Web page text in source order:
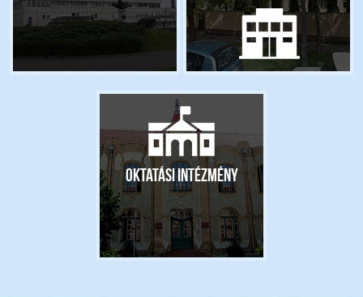
Oktatási intézmény